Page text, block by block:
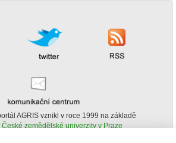
AGRIS vznikl v roce 1999 na základě
České zemědělské univerzity v Praze